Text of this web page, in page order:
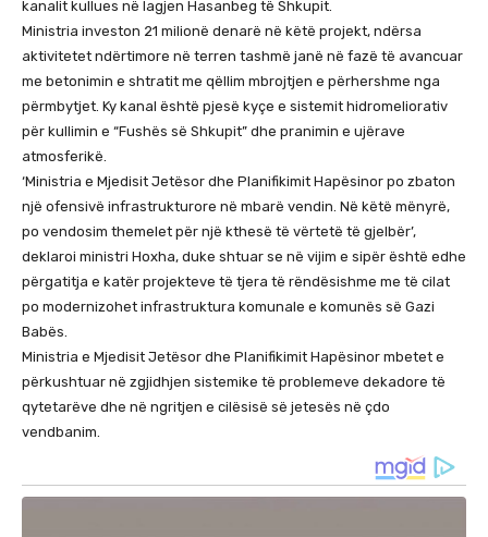
kanalit kullues në lagjen Hasanbeg të Shkupit.
Ministria investon 21 milionë denarë në këtë projekt, ndërsa
aktivitetet ndërtimore në terren tashmë janë në fazë të avancuar
me betonimin e shtratit me qëllim mbrojtjen e përhershme nga
përmbytjet. Ky kanal është pjesë kyçe e sistemit hidromeliorativ
për kullimin e “Fushës së Shkupit” dhe pranimin e ujërave
atmosferikë.
‘Ministria e Mjedisit Jetësor dhe Planifikimit Hapësinor po zbaton
një ofensivë infrastrukturore në mbarë vendin. Në këtë mënyrë,
po vendosim themelet për një kthesë të vërtetë të gjelbër’,
deklaroi ministri Hoxha, duke shtuar se në vijim e sipër është edhe
përgatitja e katër projekteve të tjera të rëndësishme me të cilat
po modernizohet infrastruktura komunale e komunës së Gazi
Babës.
Ministria e Mjedisit Jetësor dhe Planifikimit Hapësinor mbetet e
përkushtuar në zgjidhjen sistemike të problemeve dekadore të
qytetarëve dhe në ngritjen e cilësisë së jetesës në çdo
vendbanim.